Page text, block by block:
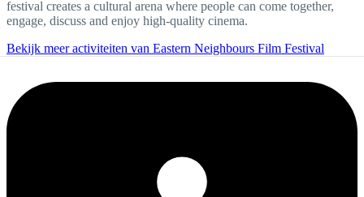
festival creates a cultural arena where people can come together,
engage, discuss and enjoy high-quality cinema.
Bekijk meer activiteiten van Eastern Neighbours Film Festival